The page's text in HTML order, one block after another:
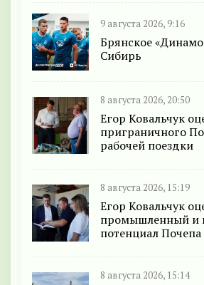
9 августа 2026, 9:16
Брянское
Сибирь
8 августа 2026, 20:50
Егор Ковальчук
приграничного
рабочей поездки
8 августа 2026, 15:19
Егор Ковальчук
промышленный и
потенциал Почепа
8 августа 2026, 15:14